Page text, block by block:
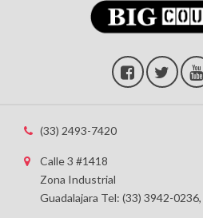
(33) 2493-7420
Calle 3 #1418
Zona Industrial
Guadalajara Tel: (33) 3942-